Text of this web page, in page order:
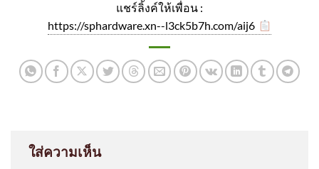
แชร์ลิ้งค์ให้เพื่อน :
https://sphardware.xn--l3ck5b7h.com/aij6
ใส่ความเห็น